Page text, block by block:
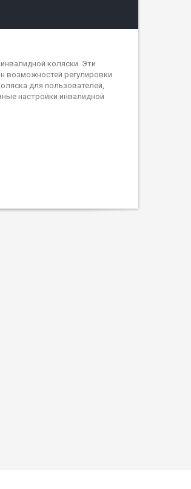
коляски. Эти
возможностей регулировки
для пользователей,
настройки инвалидной